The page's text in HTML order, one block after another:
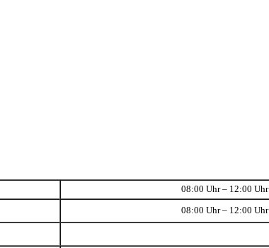
08:00 Uhr – 12:00 Uhr
08:00 Uhr – 12:00 Uhr